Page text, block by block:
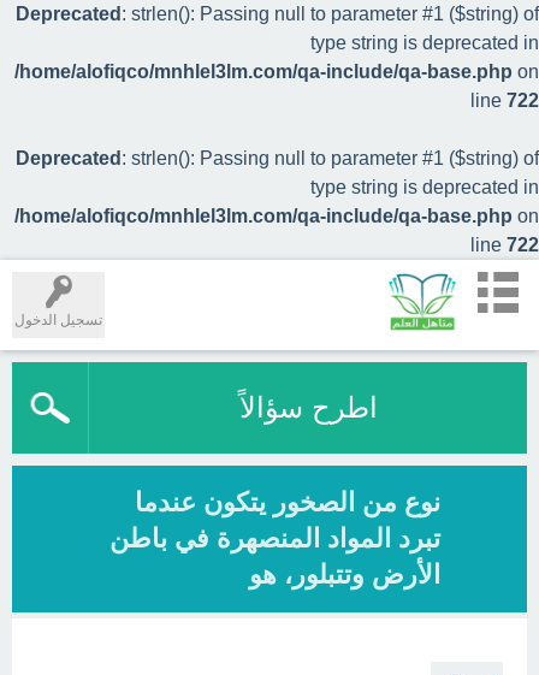
Deprecated : strlen(): Passing null to parameter #1 ($string) of
type string is deprecated in
/home/alofiqco/mnhlel3lm.com/qa-include/qa-base.php on
line 722
Deprecated : strlen(): Passing null to parameter #1 ($string) of
type string is deprecated in
/home/alofiqco/mnhlel3lm.com/qa-include/qa-base.php on
line 722
تسجيل الدخول
اطرح سؤالاً
نوع من الصخور يتكون عندما
تبرد المواد المنصهرة في باطن
الأرض وتتبلور، هو